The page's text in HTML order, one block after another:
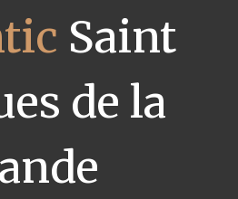
Saint
de la